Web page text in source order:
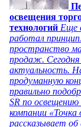
освещения
технологий Еще
работал
пространство
продаж.
актуальность.
продуманную
правильно
SR по
компании
рассказывает об